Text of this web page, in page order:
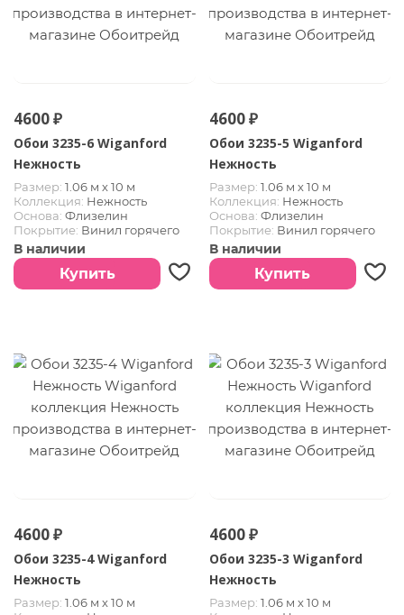
4600 ₽
Обои 3235-6 Wiganford
Нежность
Размер: 1.06 м х 10 м
Коллекция: Нежность
Основа: Флизелин
Покрытие: Винил горячего
тиснения
В наличии
Купить
4600 ₽
Обои 3235-5 Wiganford
Нежность
Размер: 1.06 м х 10 м
Коллекция: Нежность
Основа: Флизелин
Покрытие: Винил горячего
тиснения
В наличии
Купить
4600 ₽
Обои 3235-4 Wiganford
Нежность
Размер: 1.06 м х 10 м
4600 ₽
Обои 3235-3 Wiganford
Нежность
Размер: 1.06 м х 10 м